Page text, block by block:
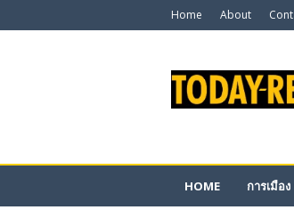
Home About
HOME การเมือง